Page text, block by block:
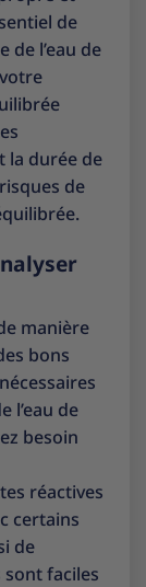
de
de l’eau de
la durée de
de
manière
bons
l’eau de
besoin
réactives
certains
de
faciles